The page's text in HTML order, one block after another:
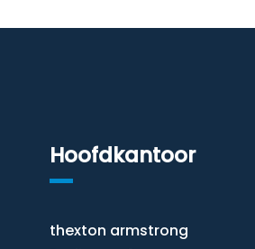
Hoofdkantoor
thexton armstrong